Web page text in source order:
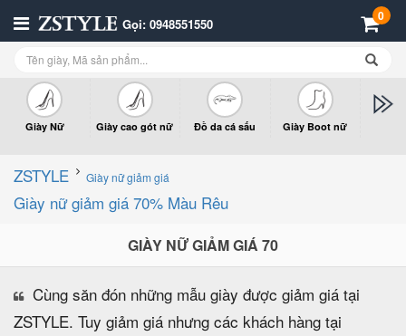
Gọi: 0948551550 0
Giày Nữ Giày cao gót nữ Đồ da cá sấu Giày Boot nữ
ZSTYLE Giày nữ giảm giá
Giày nữ giảm giá 70% Màu Rêu
GIÀY NỮ GIẢM GIÁ 70
Cùng săn đón những mẫu giày được giảm giá tại
ZSTYLE. Tuy giảm giá nhưng các khách hàng tại